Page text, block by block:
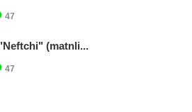
47
(matnli...
47